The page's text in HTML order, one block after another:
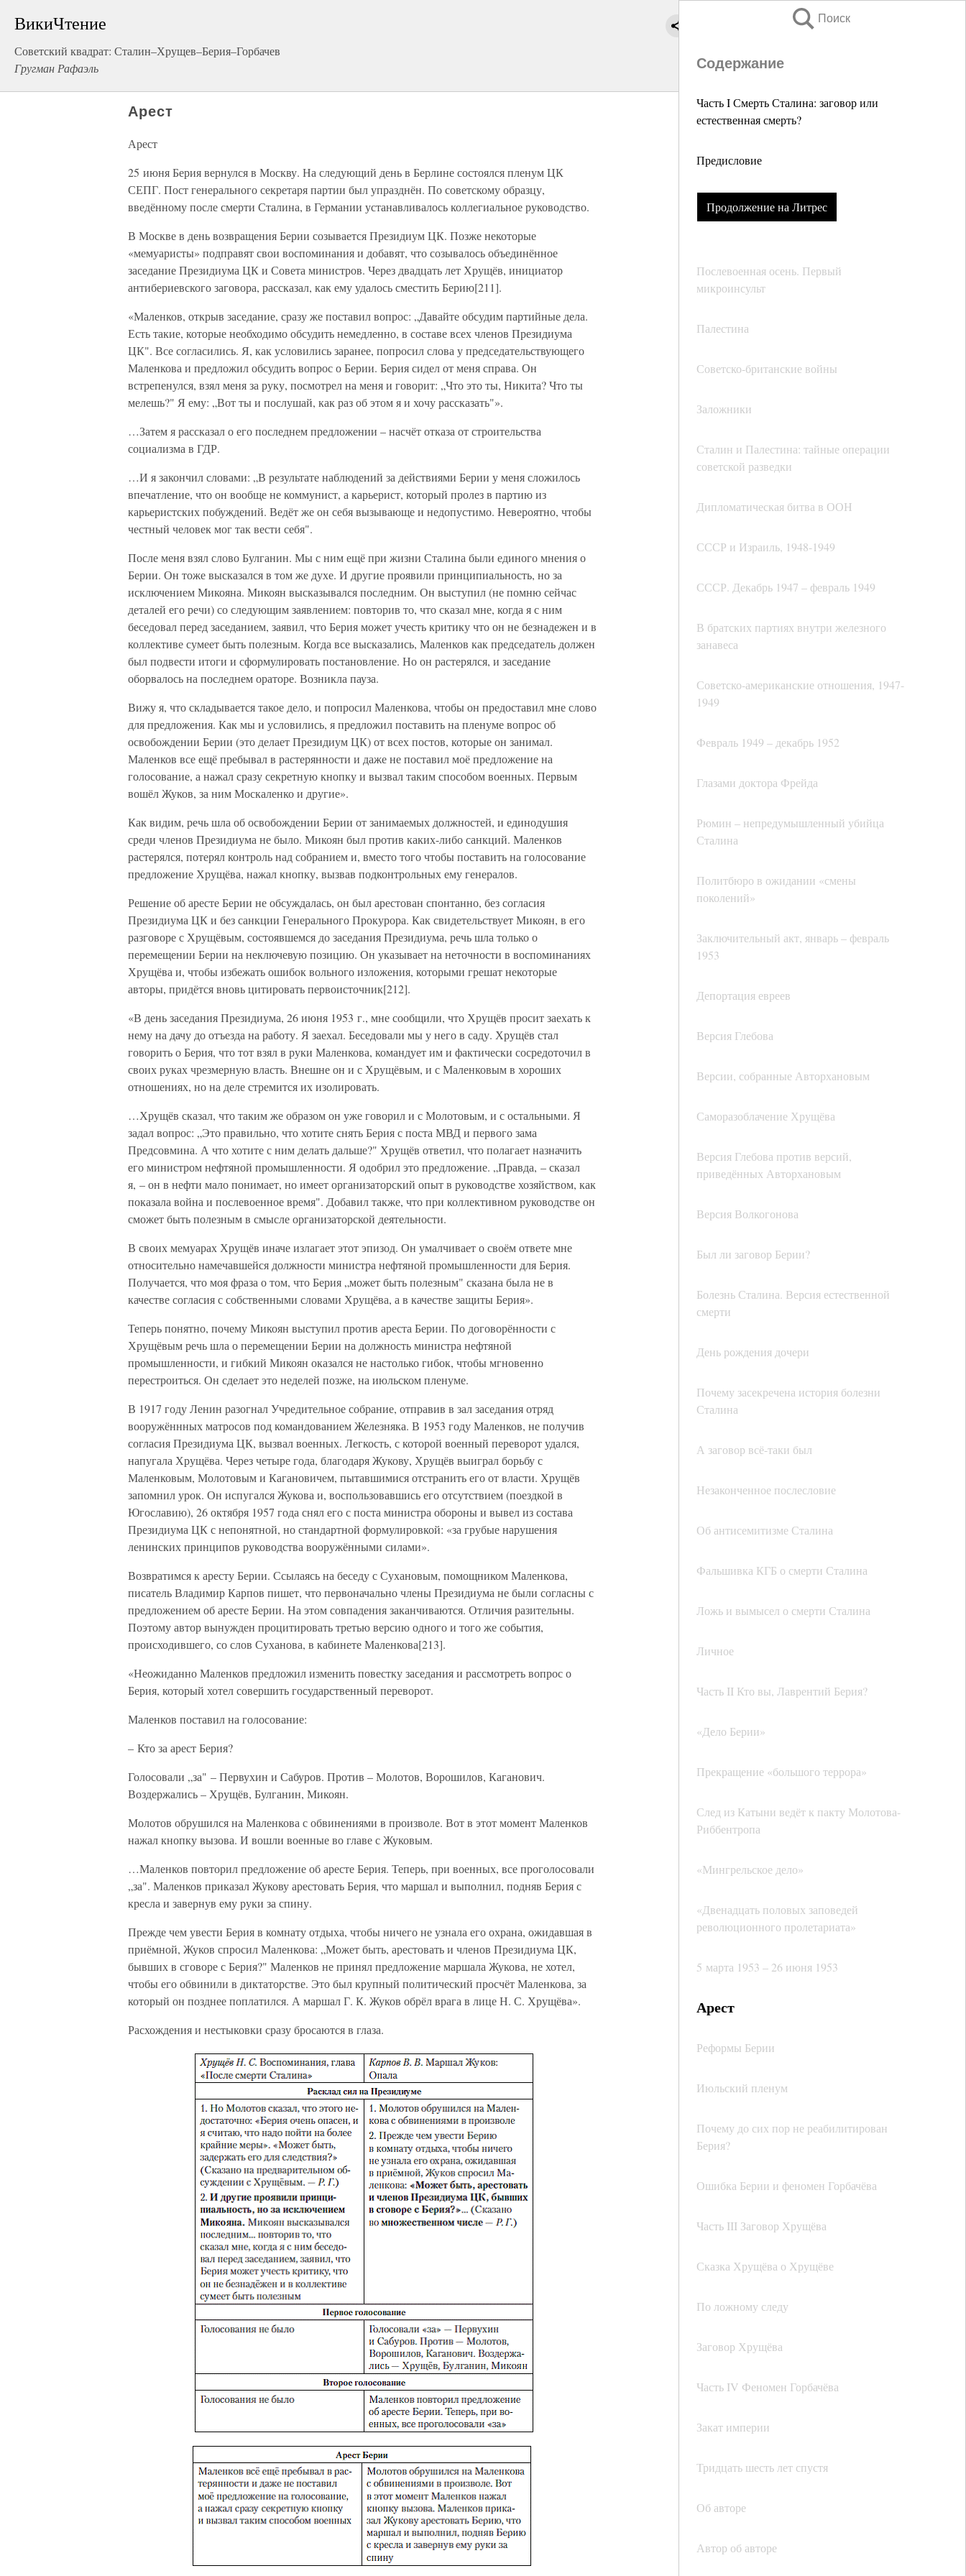
ВикиЧтение
Советский квадрат: Сталин–Хрущев–Берия–Горбачев
Гругман Рафаэль
Поиск
Содержание
Часть I Смерть Сталина: заговор или
естественная смерть?
Предисловие
Продолжение на Литрес
Послевоенная осень. Первый
микроинсульт
Палестина
Советско-британские войны
Заложники
Сталин и Палестина: тайные операции
советской разведки
Дипломатическая битва в ООН
СССР и Израиль, 1948-1949
СССР. Декабрь 1947 – февраль 1949
В братских партиях внутри железного
занавеса
Советско-американские отношения, 1947-
1949
Февраль 1949 – декабрь 1952
Глазами доктора Фрейда
Рюмин – непредумышленный убийца
Сталина
Политбюро в ожидании «смены
поколений»
Заключительный акт, январь – февраль
1953
Депортация евреев
Версия Глебова
Версии, собранные Авторхановым
Саморазоблачение Хрущёва
Версия Глебова против версий,
приведённых Авторхановым
Версия Волкогонова
Был ли заговор Берии?
Болезнь Сталина. Версия естественной
смерти
День рождения дочери
Почему засекречена история болезни
Сталина
А заговор всё-таки был
Незаконченное послесловие
Об антисемитизме Сталина
Фальшивка КГБ о смерти Сталина
Ложь и вымысел о смерти Сталина
Личное
Часть II Кто вы, Лаврентий Берия?
«Дело Берии»
Прекращение «большого террора»
След из Катыни ведёт к пакту Молотова-
Риббентропа
«Мингрельское дело»
«Двенадцать половых заповедей
революционного пролетариата»
5 марта 1953 – 26 июня 1953
Арест
Реформы Берии
Июльский пленум
Почему до сих пор не реабилитирован
Берия?
Ошибка Берии и феномен Горбачёва
Часть III Заговор Хрущёва
Сказка Хрущёва о Хрущёве
По ложному следу
Заговор Хрущёва
Часть IV Феномен Горбачёва
Закат империи
Тридцать шесть лет спустя
Об авторе
Автор об авторе
Арест
Арест
25 июня Берия вернулся в Москву. На следующий день в Берлине состоялся пленум ЦК
СЕПГ. Пост генерального секретаря партии был упразднён. По советскому образцу,
введённому после смерти Сталина, в Германии устанавливалось коллегиальное руководство.
В Москве в день возвращения Берии созывается Президиум ЦК. Позже некоторые
«мемуаристы» подправят свои воспоминания и добавят, что созывалось объединённое
заседание Президиума ЦК и Совета министров. Через двадцать лет Хрущёв, инициатор
антибериевского заговора, рассказал, как ему удалось сместить Берию[211].
«Маленков, открыв заседание, сразу же поставил вопрос: „Давайте обсудим партийные дела.
Есть такие, которые необходимо обсудить немедленно, в составе всех членов Президиума
ЦК". Все согласились. Я, как условились заранее, попросил слова у председательствующего
Маленкова и предложил обсудить вопрос о Берии. Берия сидел от меня справа. Он
встрепенулся, взял меня за руку, посмотрел на меня и говорит: „Что это ты, Никита? Что ты
мелешь?" Я ему: „Вот ты и послушай, как раз об этом я и хочу рассказать"».
…Затем я рассказал о его последнем предложении – насчёт отказа от строительства
социализма в ГДР.
…И я закончил словами: „В результате наблюдений за действиями Берии у меня сложилось
впечатление, что он вообще не коммунист, а карьерист, который пролез в партию из
карьеристских побуждений. Ведёт же он себя вызывающе и недопустимо. Невероятно, чтобы
честный человек мог так вести себя".
После меня взял слово Булганин. Мы с ним ещё при жизни Сталина были единого мнения о
Берии. Он тоже высказался в том же духе. И другие проявили принципиальность, но за
исключением Микояна. Микоян высказывался последним. Он выступил (не помню сейчас
деталей его речи) со следующим заявлением: повторив то, что сказал мне, когда я с ним
беседовал перед заседанием, заявил, что Берия может учесть критику что он не безнадежен и в
коллективе сумеет быть полезным. Когда все высказались, Маленков как председатель должен
был подвести итоги и сформулировать постановление. Но он растерялся, и заседание
оборвалось на последнем ораторе. Возникла пауза.
Вижу я, что складывается такое дело, и попросил Маленкова, чтобы он предоставил мне слово
для предложения. Как мы и условились, я предложил поставить на пленуме вопрос об
освобождении Берии (это делает Президиум ЦК) от всех постов, которые он занимал.
Маленков все ещё пребывал в растерянности и даже не поставил моё предложение на
голосование, а нажал сразу секретную кнопку и вызвал таким способом военных. Первым
вошёл Жуков, за ним Москаленко и другие».
Как видим, речь шла об освобождении Берии от занимаемых должностей, и единодушия
среди членов Президиума не было. Микоян был против каких-либо санкций. Маленков
растерялся, потерял контроль над собранием и, вместо того чтобы поставить на голосование
предложение Хрущёва, нажал кнопку, вызвав подконтрольных ему генералов.
Решение об аресте Берии не обсуждалась, он был арестован спонтанно, без согласия
Президиума ЦК и без санкции Генерального Прокурора. Как свидетельствует Микоян, в его
разговоре с Хрущёвым, состоявшемся до заседания Президиума, речь шла только о
перемещении Берии на неключевую позицию. Он указывает на неточности в воспоминаниях
Хрущёва и, чтобы избежать ошибок вольного изложения, которыми грешат некоторые
авторы, придётся вновь цитировать первоисточник[212].
«В день заседания Президиума, 26 июня 1953 г., мне сообщили, что Хрущёв просит заехать к
нему на дачу до отъезда на работу. Я заехал. Беседовали мы у него в саду. Хрущёв стал
говорить о Берия, что тот взял в руки Маленкова, командует им и фактически сосредоточил в
своих руках чрезмерную власть. Внешне он и с Хрущёвым, и с Маленковым в хороших
отношениях, но на деле стремится их изолировать.
…Хрущёв сказал, что таким же образом он уже говорил и с Молотовым, и с остальными. Я
задал вопрос: „Это правильно, что хотите снять Берия с поста МВД и первого зама
Предсовмина. А что хотите с ним делать дальше?" Хрущёв ответил, что полагает назначить
его министром нефтяной промышленности. Я одобрил это предложение. „Правда, – сказал
я, – он в нефти мало понимает, но имеет организаторский опыт в руководстве хозяйством, как
показала война и послевоенное время". Добавил также, что при коллективном руководстве он
сможет быть полезным в смысле организаторской деятельности.
В своих мемуарах Хрущёв иначе излагает этот эпизод. Он умалчивает о своём ответе мне
относительно намечавшейся должности министра нефтяной промышленности для Берия.
Получается, что моя фраза о том, что Берия „может быть полезным" сказана была не в
качестве согласия с собственными словами Хрущёва, а в качестве защиты Берия».
Теперь понятно, почему Микоян выступил против ареста Берии. По договорённости с
Хрущёвым речь шла о перемещении Берии на должность министра нефтяной
промышленности, и гибкий Микоян оказался не настолько гибок, чтобы мгновенно
перестроиться. Он сделает это неделей позже, на июльском пленуме.
В 1917 году Ленин разогнал Учредительное собрание, отправив в зал заседания отряд
вооружённных матросов под командованием Железняка. В 1953 году Маленков, не получив
согласия Президиума ЦК, вызвал военных. Легкость, с которой военный переворот удался,
напугала Хрущёва. Через четыре года, благодаря Жукову, Хрущёв выиграл борьбу с
Маленковым, Молотовым и Кагановичем, пытавшимися отстранить его от власти. Хрущёв
запомнил урок. Он испугался Жукова и, воспользовавшись его отсутствием (поездкой в
Югославию), 26 октября 1957 года снял его с поста министра обороны и вывел из состава
Президиума ЦК с непонятной, но стандартной формулировкой: «за грубые нарушения
ленинских принципов руководства вооружёнными силами».
Возвратимся к аресту Берии. Ссылаясь на беседу с Сухановым, помощником Маленкова,
писатель Владимир Карпов пишет, что первоначально члены Президиума не были согласны с
предложением об аресте Берии. На этом совпадения заканчиваются. Отличия разительны.
Поэтому автор вынужден процитировать третью версию одного и того же события,
происходившего, со слов Суханова, в кабинете Маленкова[213].
«Неожиданно Маленков предложил изменить повестку заседания и рассмотреть вопрос о
Берия, который хотел совершить государственный переворот.
Маленков поставил на голосование:
– Кто за арест Берия?
Голосовали „за" – Первухин и Сабуров. Против – Молотов, Ворошилов, Каганович.
Воздержались – Хрущёв, Булганин, Микоян.
Молотов обрушился на Маленкова с обвинениями в произволе. Вот в этот момент Маленков
нажал кнопку вызова. И вошли военные во главе с Жуковым.
…Маленков повторил предложение об аресте Берия. Теперь, при военных, все проголосовали
„за". Маленков приказал Жукову арестовать Берия, что маршал и выполнил, подняв Берия с
кресла и завернув ему руки за спину.
Прежде чем увести Берия в комнату отдыха, чтобы ничего не узнала его охрана, ожидавшая в
приёмной, Жуков спросил Маленкова: „Может быть, арестовать и членов Президиума ЦК,
бывших в сговоре с Берия?" Маленков не принял предложение маршала Жукова, не хотел,
чтобы его обвинили в диктаторстве. Это был крупный политический просчёт Маленкова, за
который он позднее поплатился. А маршал Г. К. Жуков обрёл врага в лице Н. С. Хрущёва».
Расхождения и нестыковки сразу бросаются в глаза.